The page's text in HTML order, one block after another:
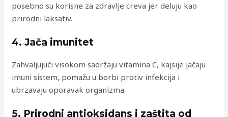
posebno su korisne za zdravlje creva jer deluju kao
prirodni laksativ.
4. Jača imunitet
Zahvaljujući visokom sadržaju vitamina C, kajsije jačaju
imuni sistem, pomažu u borbi protiv infekcija i
ubrzavaju oporavak organizma.
5. Prirodni antioksidans i zaštita od